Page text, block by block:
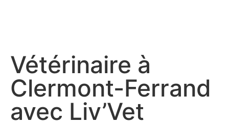
Vétérinaire à
Clermont-Ferrand
avec Liv’Vet